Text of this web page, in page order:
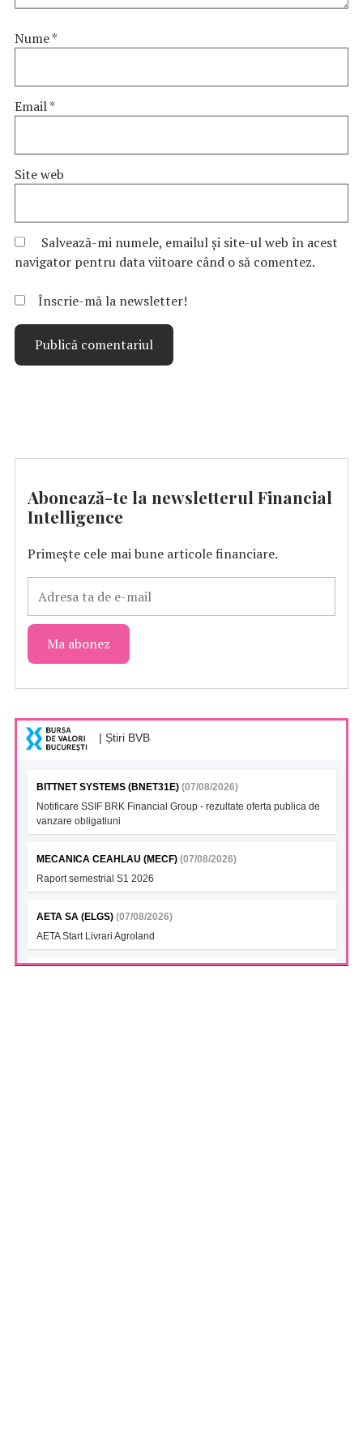
Nume*
Email*
Site web
Salvează-mi numele, emailul și site-ul web în acest
navigator pentru data viitoare când o să comentez.
Înscrie-mă la newsletter!
Abonează-te la newsletterul Financial
Intelligence
Primește cele mai bune articole financiare.
| Știri BVB
BITTNET SYSTEMS (BNET31E) (07/08/2026)
Notificare SSIF BRK Financial Group - rezultate oferta publica de
vanzare obligatiuni
MECANICA CEAHLAU (MECF) (07/08/2026)
Raport semestrial S1 2026
AETA SA (ELGS) (07/08/2026)
AETA Start Livrari Agroland